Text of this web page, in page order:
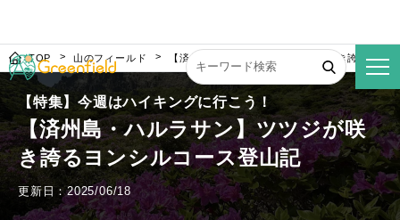
TOP 山のフィールド 【済州島・ハルラサン】ツツジが咲き誇るヨン
【特集】今週はハイキングに行こう！
【済州島・ハルラサン】ツツジが咲
き誇るヨンシルコース登山記
更新日：2025/06/18